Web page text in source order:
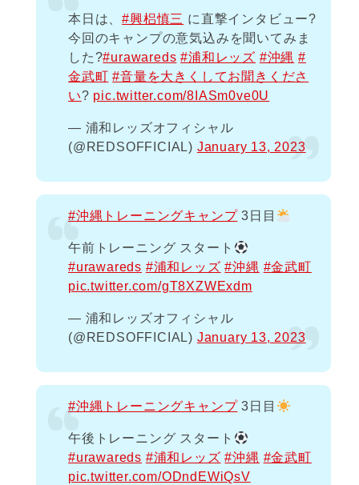
本日は、#興梠慎三 に直撃インタビュー?️
今回のキャンプの意気込みを聞いてみま
した?️#urawareds #浦和レッズ #沖縄 #
金武町 #音量を大きくしてお聞きくださ
い? pic.twitter.com/8IASm0ve0U
— 浦和レッズオフィシャル
(@REDSOFFICIAL) January 13, 2023
#沖縄トレーニングキャンプ3日目
午前トレーニング スタート
#urawareds #浦和レッズ #沖縄 #金武町
pic.twitter.com/gT8XZWExdm
— 浦和レッズオフィシャル
(@REDSOFFICIAL) January 13, 2023
#沖縄トレーニングキャンプ3日目
午後トレーニング スタート
#urawareds #浦和レッズ #沖縄 #金武町
pic.twitter.com/ODndEWiQsV